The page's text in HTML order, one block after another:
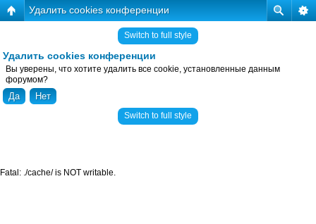
Удалить cookies конференции
Switch to full style
Удалить cookies конференции
Вы уверены, что хотите удалить все cookie, установленные данным
форумом?
Switch to full style
Fatal: ./cache/ is NOT writable.